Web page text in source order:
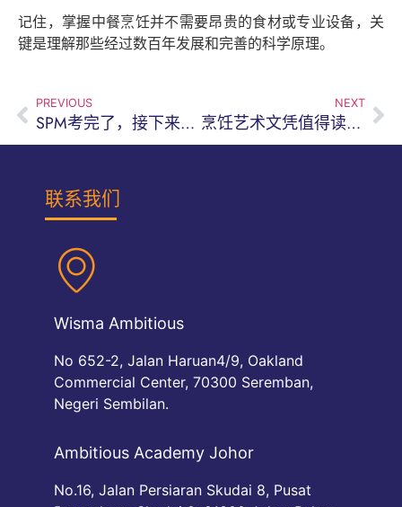
记住，掌握中餐烹饪并不需要昂贵的食材或专业设备，关
键是理解那些经过数百年发展和完善的科学原理。
PREVIOUS
SPM考完了，接下来要做什么？来芙蓉探索充满前景的美发与化妆职业吧！
NEXT
烹饪艺术文凭值得读吗？5个你该知道的关键好处
联系我们
Wisma Ambitious
No 652-2, Jalan Haruan4/9, Oakland
Commercial Center, 70300 Seremban,
Negeri Sembilan.
Ambitious Academy Johor
No.16, Jalan Persiaran Skudai 8, Pusat